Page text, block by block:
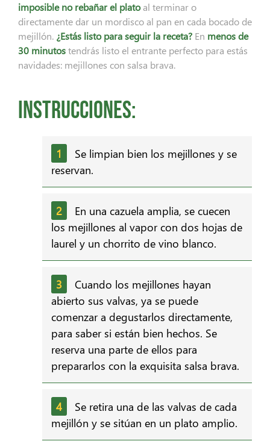
imposible no rebañar el platoal terminar o
directamente dar un mordisco al pan en cada bocado de
mejillón. ¿Estás listo para seguir la receta? En menos de
30 minutostendrás listo el entrante perfecto para estás
navidades: mejillones con salsa brava.
Instrucciones:
Se limpian bien los mejillones y se
reservan.
En una cazuela amplia, se cuecen
los mejillones al vapor con dos hojas de
laurel y un chorrito de vino blanco.
Cuando los mejillones hayan
abierto sus valvas, ya se puede
comenzar a degustarlos directamente,
para saber si están bien hechos. Se
reserva una parte de ellos para
prepararlos con la exquisita salsa brava.
Se retira una de las valvas de cada
mejillón y se sitúan en un plato amplio.